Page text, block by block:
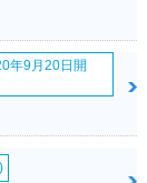
年 GYRO CAN
年9月20日開